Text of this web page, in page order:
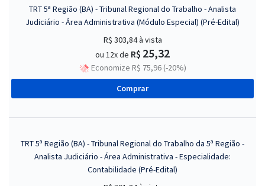
TRT 5ª Região (BA) - Tribunal Regional do Trabalho - Analista
Judiciário - Área Administrativa (Módulo Especial) (Pré-Edital)
R$ 303,84à vista
ou 12x de R$ 25,32
Economize R$ 75,96 (-20%)
Comprar
TRT 5ª Região (BA) - Tribunal Regional do Trabalho da 5ª Região -
Analista Judiciário - Área Administrativa - Especialidade:
Contabilidade (Pré-Edital)